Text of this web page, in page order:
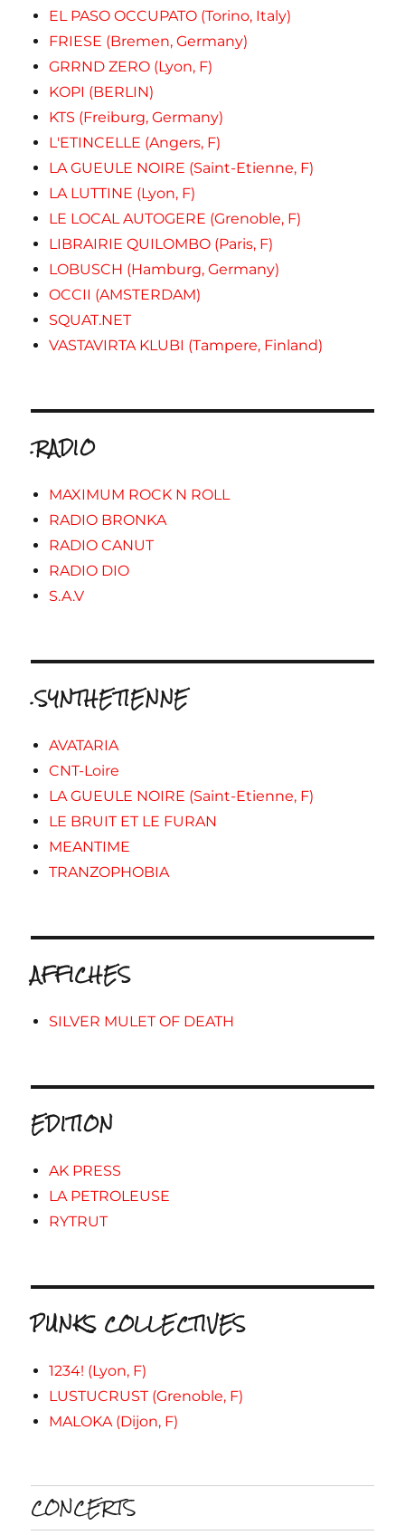
EL PASO OCCUPATO (Torino, Italy)
FRIESE (Bremen, Germany)
GRRND ZERO (Lyon, F)
KOPI (BERLIN)
KTS (Freiburg, Germany)
L'ETINCELLE (Angers, F)
LA GUEULE NOIRE (Saint-Etienne, F)
LA LUTTINE (Lyon, F)
LE LOCAL AUTOGERE (Grenoble, F)
LIBRAIRIE QUILOMBO (Paris, F)
LOBUSCH (Hamburg, Germany)
OCCII (AMSTERDAM)
SQUAT.NET
VASTAVIRTA KLUBI (Tampere, Finland)
.RADIO
MAXIMUM ROCK N ROLL
RADIO BRONKA
RADIO CANUT
RADIO DIO
S.A.V
.SYNTHETIENNE
AVATARIA
CNT-Loire
LA GUEULE NOIRE (Saint-Etienne, F)
LE BRUIT ET LE FURAN
MEANTIME
TRANZOPHOBIA
AFFICHES
SILVER MULET OF DEATH
EDITION
AK PRESS
LA PETROLEUSE
RYTRUT
PUNKS COLLECTIVES
1234! (Lyon, F)
LUSTUCRUST (Grenoble, F)
MALOKA (Dijon, F)
CONCERTS